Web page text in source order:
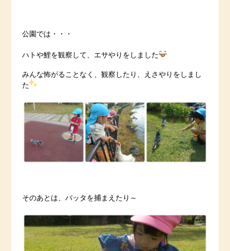
公園では・・・
ハトや鯉を観察して、エサやりをしました
みんな怖がることなく、観察したり、えさやりをしまし
た
そのあとは、バッタを捕まえたり～